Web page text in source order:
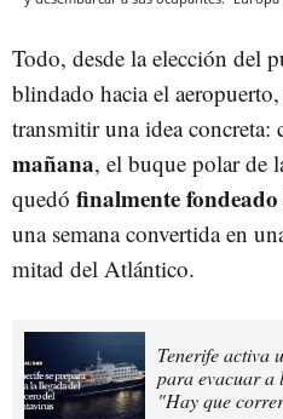
Todo, desde la elección del
blindado hacia el
transmitir una idea concreta:
mañana, el buque polar de
quedó finalmente
una semana convertida en
mitad del Atlántico.
Tenerife activa
para evacuar a
"Hay que